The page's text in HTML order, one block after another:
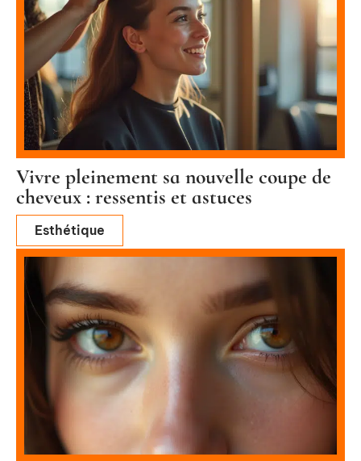
Vivre pleinement sa nouvelle coupe de
cheveux : ressentis et astuces
Esthétique